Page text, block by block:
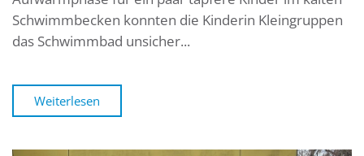
Schwimmbecken konnten die Kinderin Kleingruppen
das Schwimmbad unsicher...
Weiterlesen